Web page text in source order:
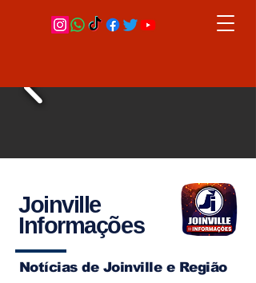
Joinville
Informações
Notícias de Joinville e Região